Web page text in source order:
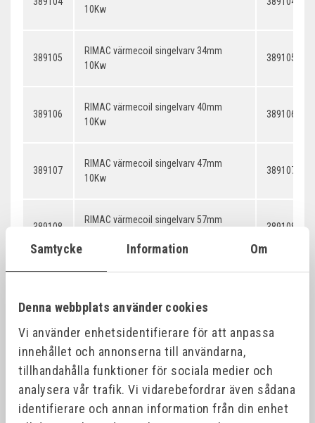
Samtycke Information Om
Denna webbplats använder cookies
Vi använder enhetsidentifierare för att anpassa
innehållet och annonserna till användarna,
tillhandahålla funktioner för sociala medier och
analysera vår trafik. Vi vidarebefordrar även sådana
identifierare och annan information från din enhet
10Kw
389105
RIMAC värmecoil singelvarv 34mm
10Kw
389105 -
389106
RIMAC värmecoil singelvarv 40mm
10Kw
389106 -
389107
RIMAC värmecoil singelvarv 47mm
10Kw
389107 -
389108
RIMAC värmecoil singelvarv 57mm
389108 -
RIMAC värmecoil singelvarv 67mm
389110
RIMAC värmecoil singelvarv 82mm
10Kw
389110 -
389111
RIMAC värmecoil dubbelvarv 22mm
10Kw
389111 -
22mm